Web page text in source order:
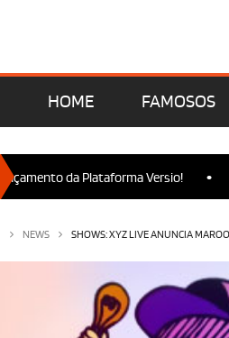
HOME FAMOSOS
da Plataforma Versio! •
NEWS SHOWS: XYZ LIVE ANUNCIA